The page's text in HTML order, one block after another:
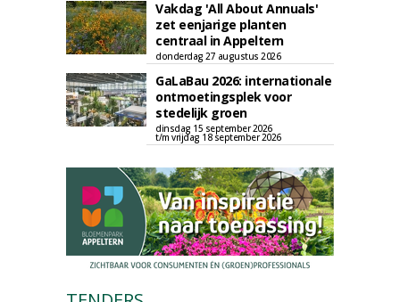
Vakdag 'All About Annuals'
zet eenjarige planten
centraal in Appeltern
donderdag 27 augustus 2026
GaLaBau 2026: internationale
ontmoetingsplek voor
stedelijk groen
dinsdag 15 september 2026
t/m vrijdag 18 september 2026